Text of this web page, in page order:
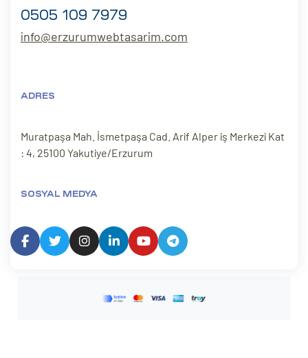
0505 109 7979
info@erzurumwebtasarim.com
ADRES
Muratpaşa Mah. İsmetpaşa Cad. Arif Alper iş Merkezi Kat
: 4, 25100 Yakutiye/Erzurum
SOSYAL MEDYA